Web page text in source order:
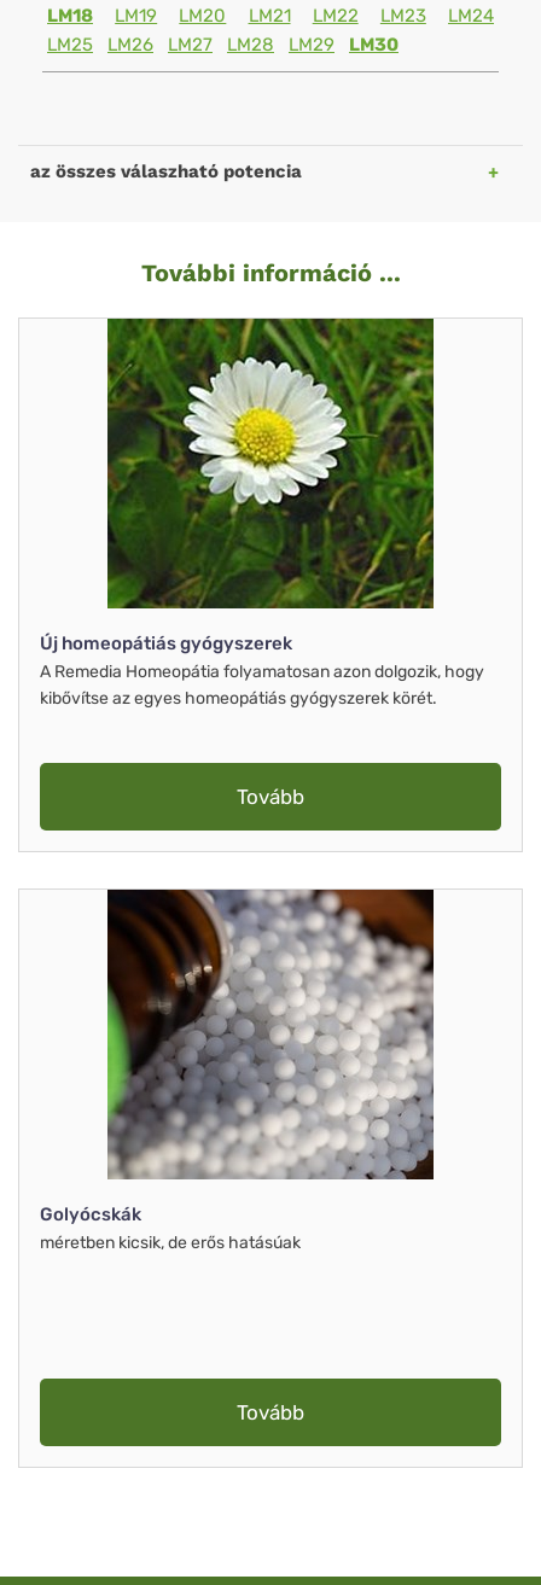
LM18
LM19 LM20 LM21 LM22 LM23
LM24
LM25
LM26 LM27 LM28 LM29 LM30
az összes válaszható potencia
További információ ...
Új homeopátiás gyógyszerek
A Remedia Homeopátia folyamatosan azon dolgozik, hogy
kibővítse az egyes homeopátiás gyógyszerek körét.
Tovább
Golyócskák
méretben kicsik, de erős hatásúak
Tovább